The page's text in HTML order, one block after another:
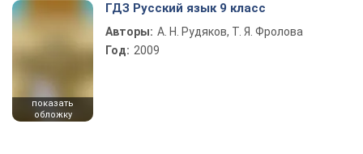
показать
обложку
ГДЗ Русский язык 9 класс
Авторы: А. Н. Рудяков, Т. Я. Фролова
Год: 2009